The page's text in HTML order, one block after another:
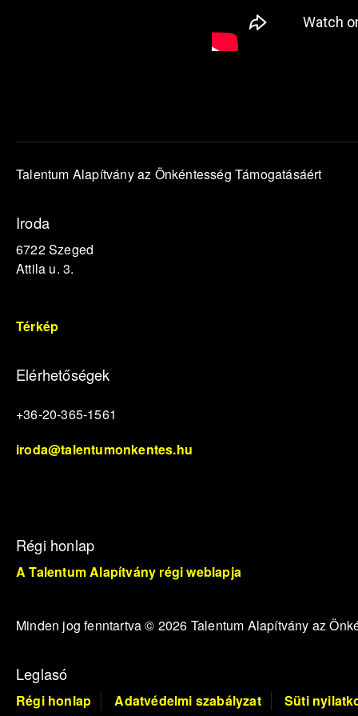
Talentum Alapítvány az Önkéntesség Támogatásáért
Iroda
6722 Szeged
Attila u. 3.
Térkép
Elérhetőségek
+36-20-365-1561
iroda@talentumonkentes.hu
Régi honlap
A Talentum Alapítvány régi weblapja
Minden jog fenntartva © 2026 Talentum Alapítvány az
Leglasó
Régi honlap Adatvédelmi szabályzat Süti